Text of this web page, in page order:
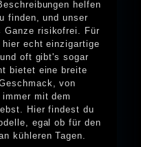
helfen
finden, und unser
Ganze risikofrei. Für
echt einzigartige
oft gibt's sogar
bietet eine breite
von
mit dem
Hier findest du
egal ob für den
kühleren Tagen.